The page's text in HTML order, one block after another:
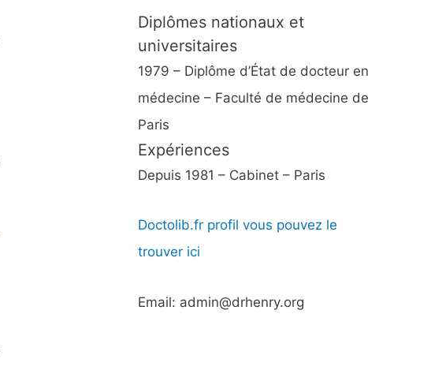
Diplômes nationaux et
universitaires
1979 – Diplôme d’État de docteur en
médecine – Faculté de médecine de
Paris
Expériences
Depuis 1981 – Cabinet – Paris
Doctolib.fr profil vous pouvez le
trouver ici
Email: admin@drhenry.org